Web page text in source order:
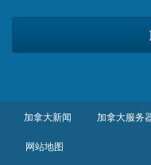
加拿大新闻 加拿大服务
网站地图